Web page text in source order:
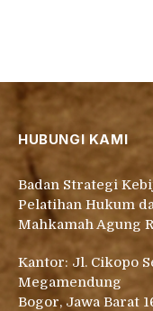
HUBUNGI KAMI
Badan Strategi
Pelatihan Hukum
Mahkamah Agung
Kantor: Jl. Cikopo
Megamendung
Bogor, Jawa Barat